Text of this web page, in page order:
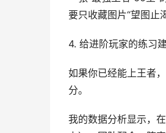
要只收藏图片“望图止
4. 给进阶玩家的练习
如果你已经能上王者
分。
我的数据分析显示，